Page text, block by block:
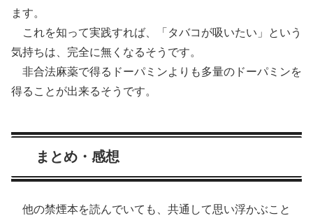
ます。
これを知って実践すれば、「タバコが吸いたい」という
気持ちは、完全に無くなるそうです。
非合法麻薬で得るドーパミンよりも多量のドーパミンを
得ることが出来るそうです。
まとめ・感想
他の禁煙本を読んでいても、共通して思い浮かぶこと